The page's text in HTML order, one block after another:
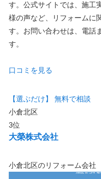
す。公式サイトでは、施工
様の声など、リフォームに
す。お問い合わせは、電話
す。
口コミを見る
【選ぶだけ】
無料で相談
小倉北区
3位
大榮株式会社
小倉北区のリフォーム会社